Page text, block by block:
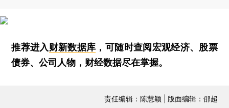
推荐进入财新数据库 ，可随时查阅宏观经济、股票
债券、公司人物，财经数据尽在掌握。
责任编辑：陈慧颖 | 版面编辑：邵超